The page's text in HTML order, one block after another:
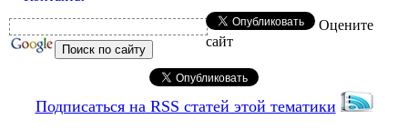
Оцените
сайт
Подписаться на RSS статей этой тематики